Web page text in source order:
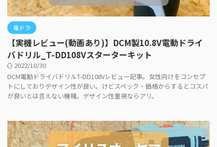
電ドラ
【実機レビュー(動画あり)】DCM製10.8V電動ドライ
バドリル_T-DD108Vスターターキット
2022/10/30
DCM電動ドライバドリルT-DD108Vレビュー記事。女性向けをコンセプ
トにしておりデザイン性が良い。けどスペック・価格からするとコスパ
が良いとは言えない機種。デザイン性重視ならアリ。